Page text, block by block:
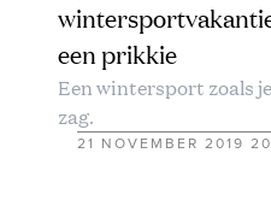
een prikkie
Een wintersport zoals
zag.
21 NOVEMBER 2019